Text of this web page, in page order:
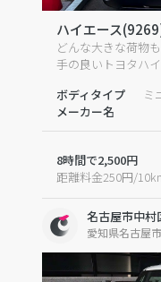
ハイエース
どんな大きな荷物
手の良いトヨタハ
ボディタイプ
メーカー名
ミ
8時間で2,500円
距離料金250円/
名古屋市中村
愛知県名古屋